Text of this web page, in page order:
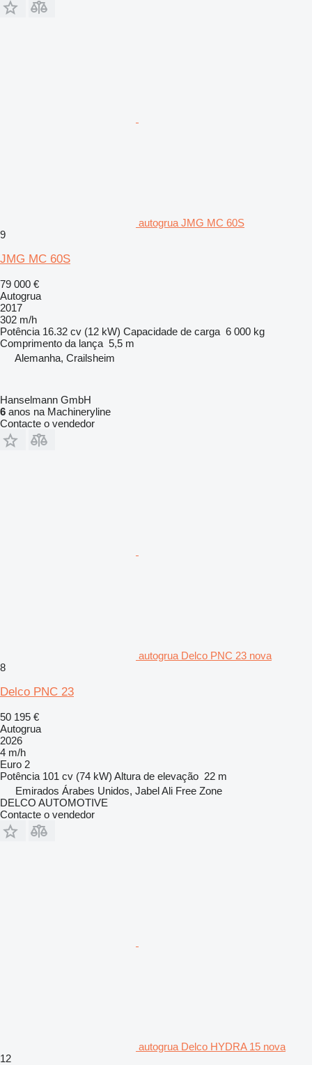
autogrua JMG MC 60S
9
JMG MC 60S
79 000 €
Autogrua
2017
302 m/h
Potência 16.32 cv (12 kW) Capacidade de carga 6 000 kg
Comprimento da lança 5,5 m
Alemanha, Crailsheim
Hanselmann GmbH
6 anos na Machineryline
Contacte o vendedor
autogrua Delco PNC 23 nova
8
Delco PNC 23
50 195 €
Autogrua
2026
4 m/h
Euro 2
Potência 101 cv (74 kW) Altura de elevação 22 m
Emirados Árabes Unidos, Jabel Ali Free Zone
DELCO AUTOMOTIVE
Contacte o vendedor
autogrua Delco HYDRA 15 nova
12